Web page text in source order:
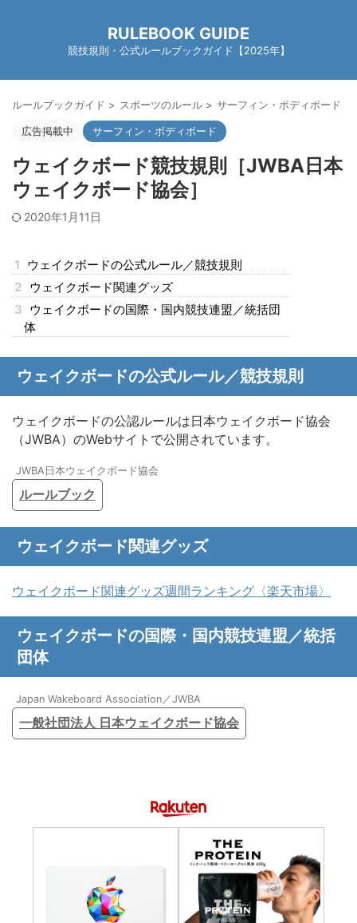
RULEBOOK GUIDE
競技規則・公式ルールブックガイド【2025年】
ルールブックガイド > スポーツのルール > サーフィン・ボディボード
広告掲載中 サーフィン・ボディボード
ウェイクボード競技規則［JWBA日本
ウェイクボード協会］
2020年1月11日
1 ウェイクボードの公式ルール／競技規則
2 ウェイクボード関連グッズ
3 ウェイクボードの国際・国内競技連盟／統括団
体
ウェイクボードの公式ルール／競技規則
ウェイクボードの公認ルールは日本ウェイクボード協会
（JWBA）のWebサイトで公開されています。
JWBA日本ウェイクボード協会
ルールブック
ウェイクボード関連グッズ
ウェイクボード関連グッズ週間ランキング〈楽天市場〉
ウェイクボードの国際・国内競技連盟／統括
団体
Japan Wakeboard Association／JWBA
一般社団法人 日本ウェイクボード協会